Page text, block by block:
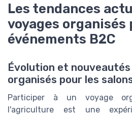
Les tendances
voyages organisés
événements B2C
Évolution et
organisés pour les
Participer à un voyage
l'agriculture est une